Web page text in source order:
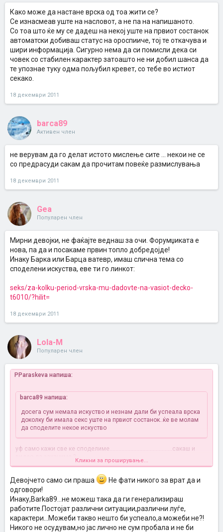
Како може да настане врска од тоа жити се?
Се изнасмеав уште на насловот, а не па на напишаното.
Со тоа што ќе му се дадеш на некој уште на првиот состанок
автоматски добиваш статус на ороспииче, тој те откачува и
шири информација. Сигурно нема да си помисли дека си
човек со стабилен карактер затоашто не ни добил шанса да
те упознае туку одма пољубил кревет, со тебе во истиот
секако.
18 декември 2011
barca89
Активен член
не верувам да го делат истото мислење сите ... некои не се
со предрасуди сакам да прочитам повеќе размислувања
18 декември 2011
Gea
Популарен член
Мирни девојки, не фаќајте веднаш за очи. Форумџиката е
нова, па да и посакаме првин топло добредојде!
Инаку Барка или Барца ватевр, имаш слична тема со
споделени искуства, еве ти го линкот:
seks/za-kolku-period-vrska-mu-dadovte-na-vasiot-decko-
t6010/?hilit=
18 декември 2011
Lola-M
Популарен член
PParaskeva напиша:
barca89 напиша:
досега сум немала искуство и незнам дали би успеала врска
доколку би имала секс уште на првиот состанок..ќе ве молам
да споделите некое искуство
уф само кажи све ке споделиме..........................................сакаш и
Или ај уште подобро да ти се понуди некоја од нас за
состанок................па да си пробаш секс на прв состанок а ?
Кликни за проширување...
Девојчето само си праша
Не фати никого за врат да и
одговори!
Инаку,Barka89...не можеш така да ги генерализираш
работите.Постојат различни ситуации,различни луѓе,
карактери...Можеби такво нешто би успеало,а можеби не?!
Никого не осудувам,но јас лично не сум пробала и не би